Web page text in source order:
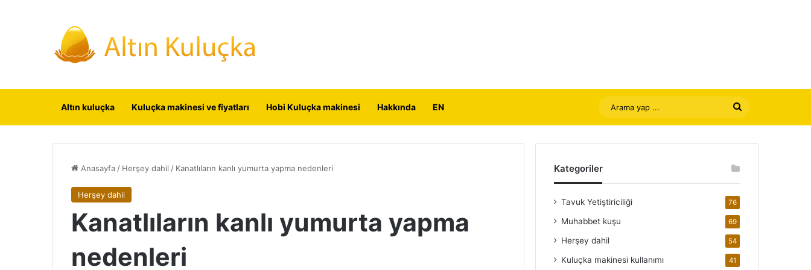
Altın kuluçka Kuluçka makinesi ve fiyatları Hobi Kuluçka makinesi Hakkında EN
Arama
yap
Anasayfa / Herşey dahil / Kanatlıların kanlı yumurta yapma nedenleri
Herşey dahil
Kanatlıların kanlı yumurta yapma
nedenleri
Kategoriler
Tavuk Yetiştiriciliği 76
Muhabbet kuşu 69
Herşey dahil 54
Kuluçka makinesi kullanımı 41